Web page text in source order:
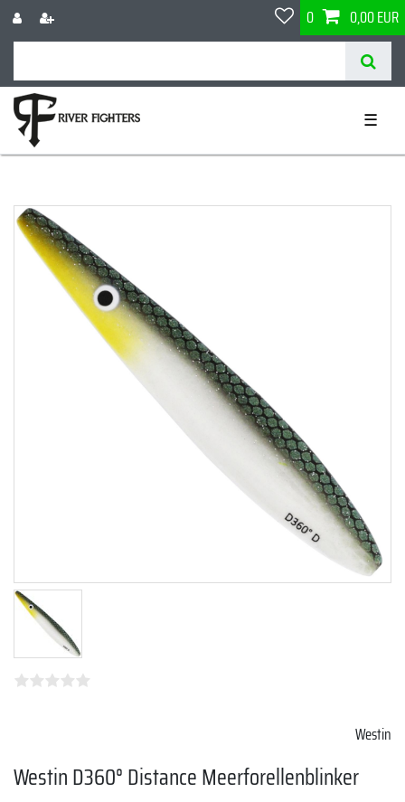
0 0,00 EUR
☰
Westin
Westin D360° Distance Meerforellenblinker